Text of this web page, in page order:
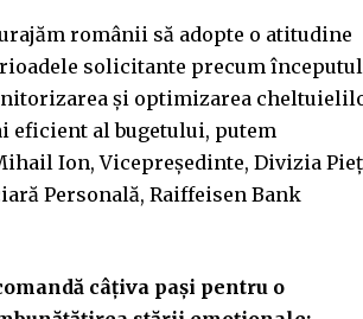
românii să adopte o atitudine
solicitante precum începutul
și optimizarea
eficient al bugetului, putem
Ion, Vicepreședinte, Divizia
Personală, Raiffeisen Bank
câțiva pași pentru o